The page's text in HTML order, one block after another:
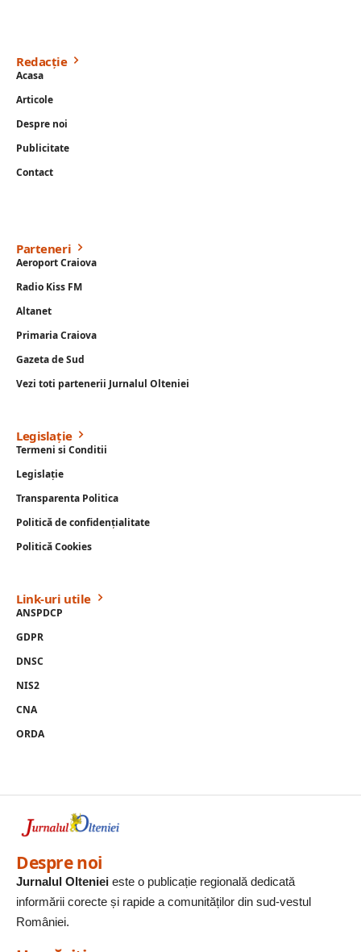
Redacție
Acasa
Articole
Despre noi
Publicitate
Contact
Parteneri
Aeroport Craiova
Radio Kiss FM
Altanet
Primaria Craiova
Gazeta de Sud
Vezi toti partenerii Jurnalul Olteniei
Legislație
Termeni si Conditii
Legislație
Transparenta Politica
Politică de confidențialitate
Politică Cookies
Link-uri utile
ANSPDCP
GDPR
DNSC
NIS2
CNA
ORDA
Despre noi
Jurnalul Olteniei este o publicație regională dedicată
informării corecte și rapide a comunităților din sud-vestul
României.